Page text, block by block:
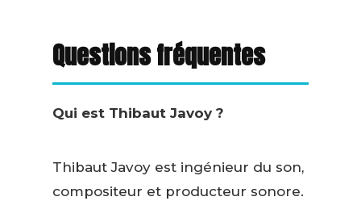
Questions fréquentes
Qui est Thibaut Javoy ?
Thibaut Javoy est ingénieur du son,
compositeur et producteur sonore.